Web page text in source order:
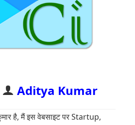
Aditya Kumar
है, मैं इस वेबसाइट पर Startup,